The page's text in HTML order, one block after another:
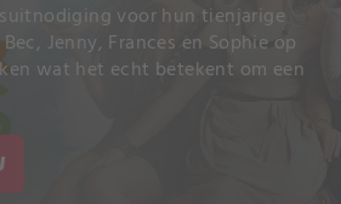
voor hun tienjarige
Jenny, Frances en Sophie op
wat het echt betekent om een